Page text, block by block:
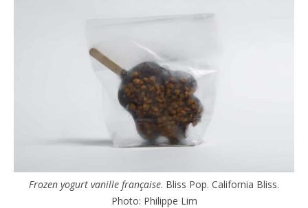
Frozen yogurt vanille française. Bliss Pop. California Bliss.
Photo: Philippe Lim